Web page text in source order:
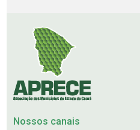
Nossos canais